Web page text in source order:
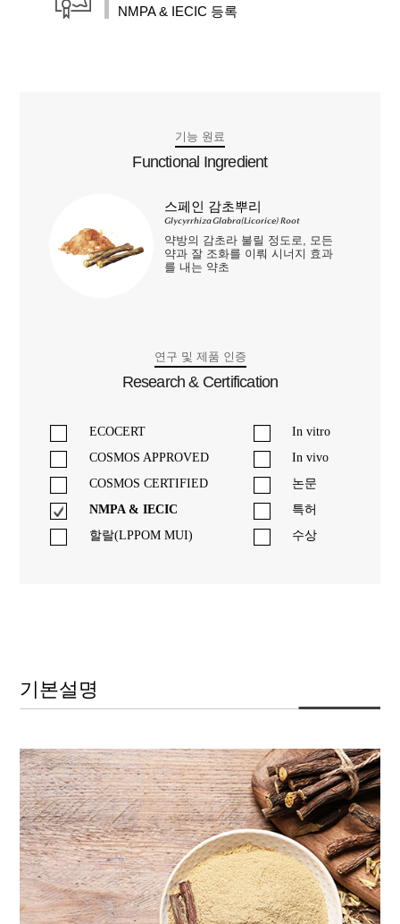
NMPA & IECIC 등록
기능 원료
Functional Ingredient
스페인 감초뿌리
Glycyrrhiza Glabra(Licorice) Root
약방의 감초라 불릴 정도로, 모든
약과 잘 조화를 이뤄 시너지 효과
를 내는 약초
연구 및 제품 인증
Research & Certification
ECOCERT
In vitro
COSMOS APPROVED
In vivo
COSMOS CERTIFIED
논문
NMPA & IECIC
특허
할랄(LPPOM MUI)
수상
기본설명